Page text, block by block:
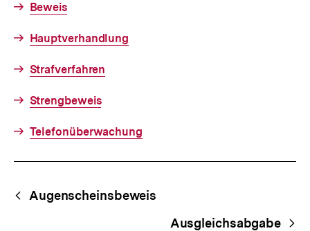
Beweis
Hauptverhandlung
Strafverfahren
Strengbeweis
Telefonüberwachung
Begriffsnavigation
Content-
Navigation
Augenscheinsbeweis
Ausgleichsabgabe